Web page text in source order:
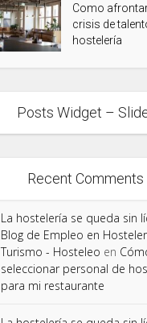
Como
crisis de
hostelería
Posts Widget –
Recent Comments
La hostelería se queda sin
Blog de Empleo en
Turismo - Hosteleo en
seleccionar personal de
para mi restaurante